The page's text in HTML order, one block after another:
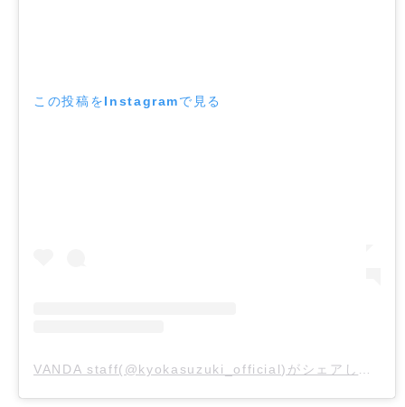
この投稿をInstagramで見る